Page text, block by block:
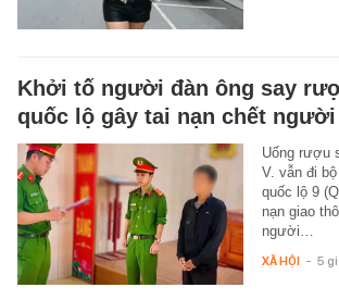
Khởi tố người đàn ông say
quốc lộ gây tai nạn chết người
Uống rượu
V. vẫn đi
quốc lộ 9
nạn giao
người…
XÃ HỘI - 5